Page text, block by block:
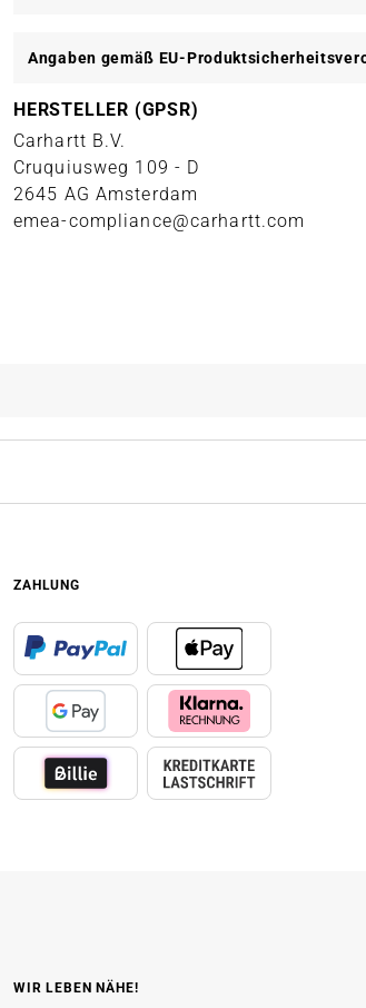
Angaben gemäß EU-
HERSTELLER (GPSR)
Carhartt B.V.
Cruquiusweg 109 - D
2645 AG Amsterdam
emea-compliance@carhartt.com
ZAHLUNG
WIR LEBEN NÄHE!